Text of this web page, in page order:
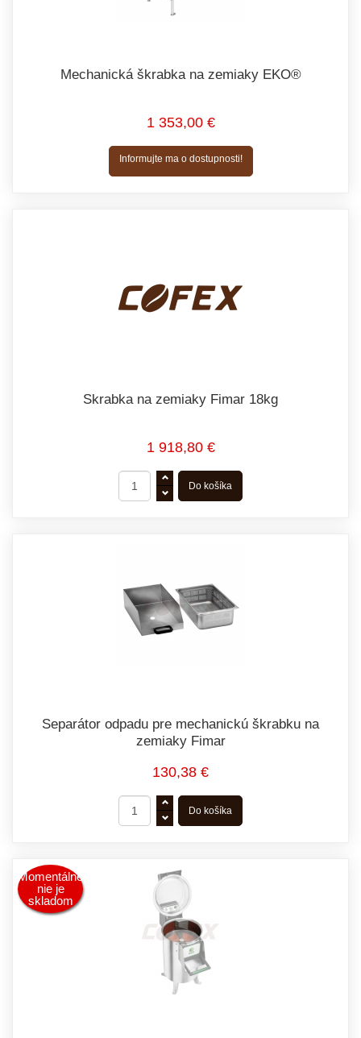
Mechanická škrabka na zemiaky EKO®
1 353,00 €
Informujte ma o dostupnosti!
Skrabka na zemiaky Fimar 18kg
1 918,80 €
Separátor odpadu pre mechanickú škrabku na
zemiaky Fimar
130,38 €
Momentálne
nie je
skladom